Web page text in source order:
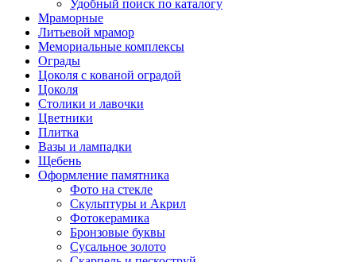
Удобный поиск по каталогу
Мраморные
Литьевой мрамор
Мемориальные комплексы
Ограды
Цоколя с кованой оградой
Цоколя
Столики и лавочки
Цветники
Плитка
Вазы и лампадки
Щебень
Оформление памятника
Фото на стекле
Скульптуры и Акрил
Фотокерамика
Бронзовые буквы
Сусальное золото